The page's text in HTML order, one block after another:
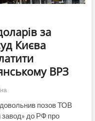
за
Києва
ВРЗ
позов ТОВ
завод» до РФ про